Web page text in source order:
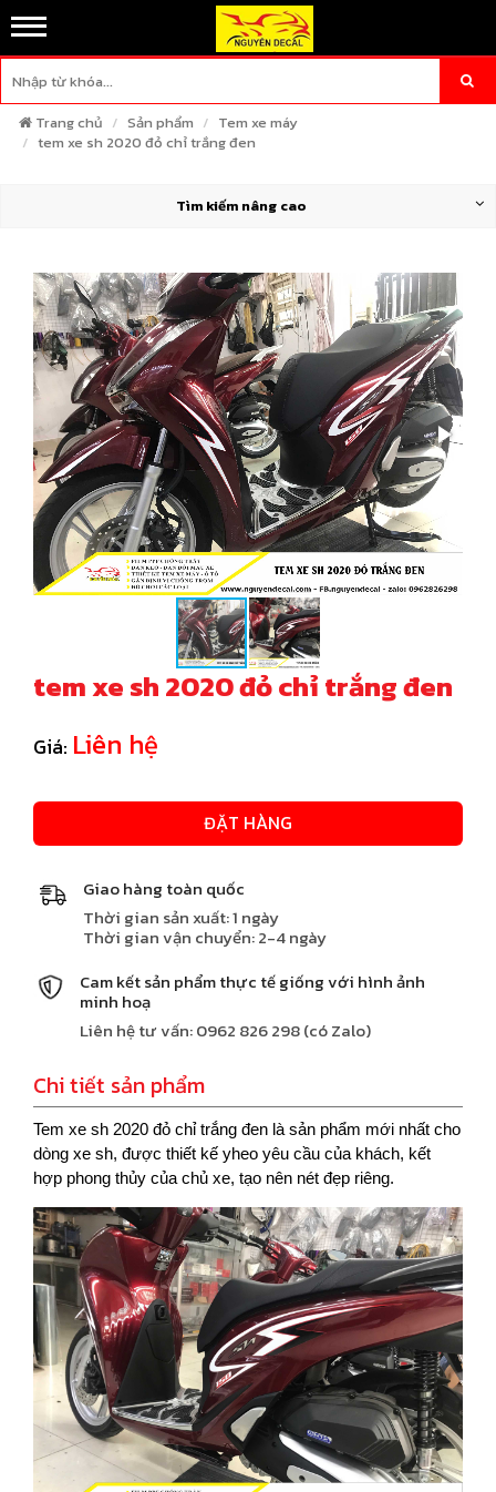
Trang chủ Sản phẩm
Tem xe máy
tem xe sh 2020 đỏ chỉ trắng đen
Tìm kiếm nâng cao
tem xe sh 2020 đỏ chỉ trắng đen
Giá: Liên hệ
ĐẶT HÀNG
Giao hàng toàn quốc
Thời gian sản xuất: 1 ngày
Thời gian vận chuyển: 2-4 ngày
Cam kết sản phẩm thực tế giống với hình ảnh
minh hoạ
Liên hệ tư vấn: 0962 826 298 (có Zalo)
Chi tiết sản phẩm
Tem xe sh 2020 đỏ chỉ trắng đen là sản phẩm mới nhất cho
dòng xe sh, được thiết kế yheo yêu cầu của khách, kết
hợp phong thủy của chủ xe, tạo nên nét đẹp riêng.